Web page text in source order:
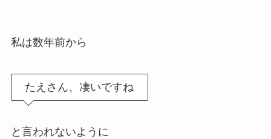
私は数年前から
たえさん、凄いですね
と言われないように